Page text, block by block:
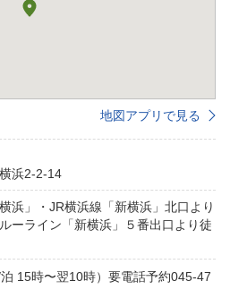
地図アプリで見る
浜2-2-14
浜」・JR横浜線「新横浜」北口より
ーライン「新横浜」５番出口より徒
15時〜翌10時）要電話予約045-47